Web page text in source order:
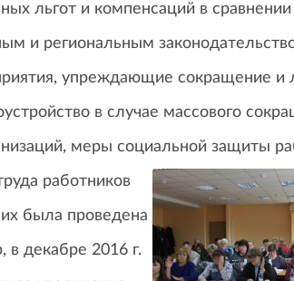
льгот и компенсаций в
и региональным
упреждающие сокращение и
в случае массового
меры социальной защиты
работников
была проведена
в декабре 2016 г.